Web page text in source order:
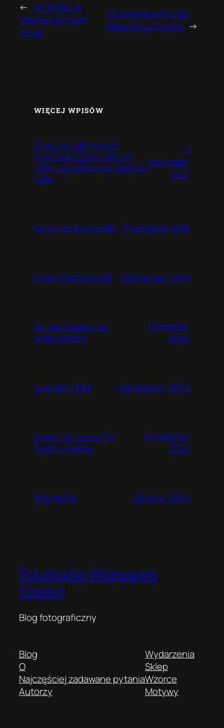
← Na Widok w
stronę Centrum
mural
Słowiańska wróżda
Baba Ryba Syrena →
WIĘCEJ WPISÓW
Trening i aktywność
fizyczna fitness. Jesień
2021. Jak aktywnie spedzać
czas.
2
listopada,
2021
Centrum Kopernika 17 kwietnia, 2018
Pałac Prezydencki 9 listopada, 2014
Kupuj domeny na
wyprzedaży
3 sierpnia,
2025
Sierpień 2024 29 sierpnia, 2024
Nowy Ja i nowy Ty.
Świat z ukosa.
21 sierpnia,
2024
Fotografie 22 lipca, 2024
Fotografie Warszawa
Znaker
Blog fotograficzny
Blog
O
Najczęściej zadawane pytania
Autorzy
Wydarzenia
Sklep
Wzorce
Motywy